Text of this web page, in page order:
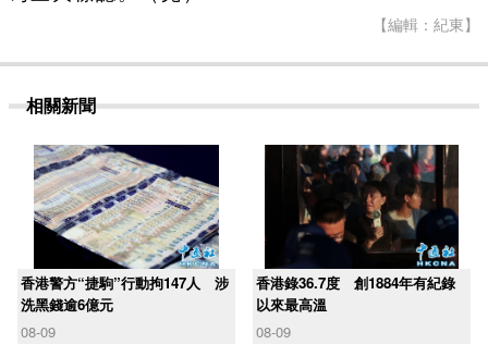
【編輯：紀東】
相關新聞
香港警方“捷駒”行動拘147人 涉
洗黑錢逾6億元
08-09
香港錄36.7度 創1884年有紀錄
以來最高溫
08-09